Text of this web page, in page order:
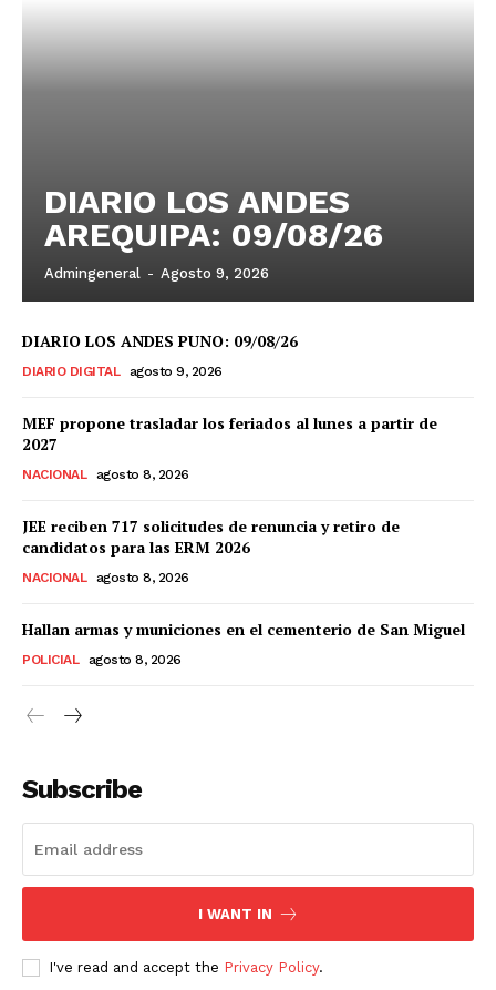
SUSCRIBETE
DIARIO LOS ANDES
AREQUIPA: 09/08/26
Admingeneral - Agosto 9, 2026
DIARIO LOS ANDES PUNO: 09/08/26
DIARIO DIGITAL agosto 9, 2026
MEF propone trasladar los feriados al lunes a partir de
2027
NACIONAL agosto 8, 2026
JEE reciben 717 solicitudes de renuncia y retiro de
candidatos para las ERM 2026
NACIONAL agosto 8, 2026
Hallan armas y municiones en el cementerio de San Miguel
POLICIAL agosto 8, 2026
Subscribe
I WANT IN
I've read and accept the Privacy Policy.